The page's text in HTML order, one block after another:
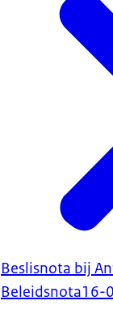
Beslisnota bij
Beleidsnota16-